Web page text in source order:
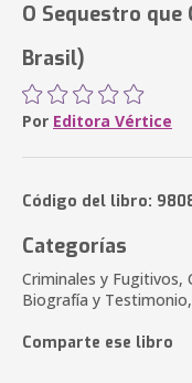
O Sequestro que
Brasil)
Por Editora Vértice
Código del libro:
Categorías
Criminales y Fugitivos,
Biografía y
Comparte ese libro